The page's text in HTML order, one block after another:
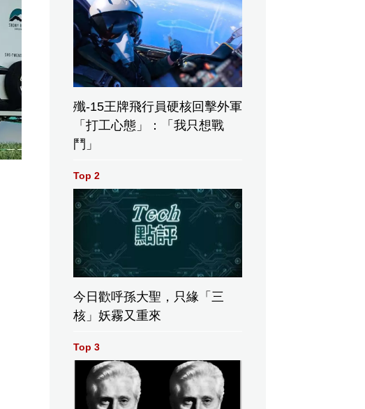
殲-15王牌飛行員硬核回擊外軍
「打工心態」：「我只想戰
鬥」
Top 2
今日歡呼孫大聖，只緣「三
核」妖霧又重來
Top 3